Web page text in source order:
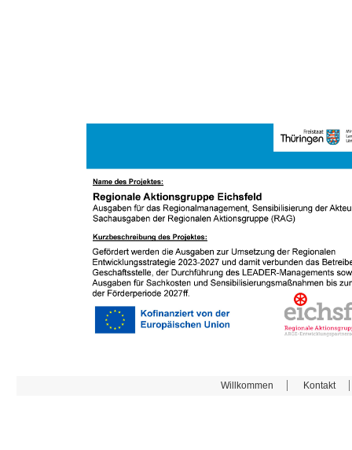
Willkommen Kontakt